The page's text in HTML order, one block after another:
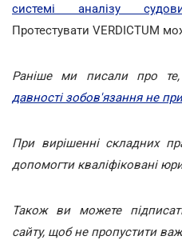
системі аналізу
Протестувати VERDICTUM
Раніше ми писали про
давності зобов'язання не
При вирішенні складних
допомогти кваліфіковані
Також ви можете
сайту, щоб не пропустити